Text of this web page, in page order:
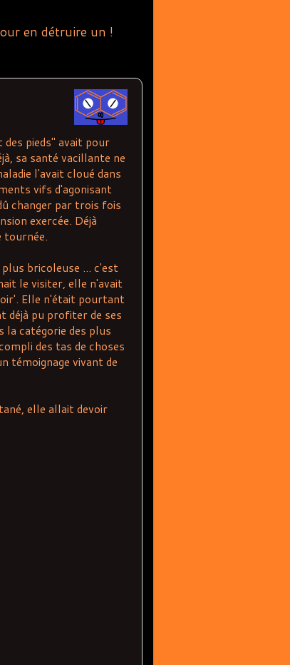
en détruire un !
pieds" avait pour
sa santé vacillante ne
l'avait cloué dans
vifs d'agonisant
changer par trois fois
exercée. Déjà
tournée.
plus bricoleuse ... c'est
le visiter, elle n'avait
Elle n'était pourtant
déjà pu profiter de ses
la catégorie des plus
des tas de choses
témoignage vivant de
elle allait devoir